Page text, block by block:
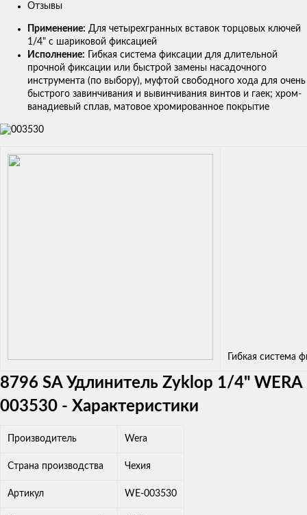
Отзывы
Применение: Для четырехгранных вставок торцовых ключей
1/4" с шариковой фиксацией
Исполнение: Гибкая система фиксации для длительной
прочной фиксации или быстрой замены насадочного
инструмента (по выбору), муфтой свободного хода для очень
быстрого завинчивания и вывинчивания винтов и гаек; хром-
ванадиевый сплав, матовое хромированное покрытие
Гибкая система
8796 SA Удлинитель Zyklop 1/4" WERA
003530 - Характеристики
Производитель Wera
Страна производства Чехия
Артикул WE-003530